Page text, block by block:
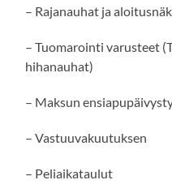
– Rajanauhat ja
– Tuomarointi varusteet
hihanauhat)
– Maksun
– Vastuuvakuutuksen
– Peliaikataulut